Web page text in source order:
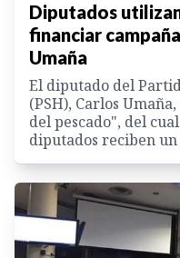
Diputados
financiar
Umaña
El diputado del
(PSH), Carlos
del pescado", del
diputados reciben un